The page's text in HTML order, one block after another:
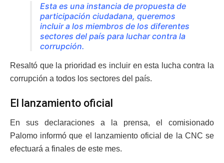
Esta es una instancia de propuesta de
participación ciudadana, queremos
incluir a los miembros de los diferentes
sectores del país para luchar contra la
corrupción.
Resaltó que la prioridad es incluir en esta lucha contra la
corrupción a todos los sectores del país.
El lanzamiento oficial
En sus declaraciones a la prensa, el comisionado
Palomo informó que el lanzamiento oficial de la CNC se
efectuará a finales de este mes.